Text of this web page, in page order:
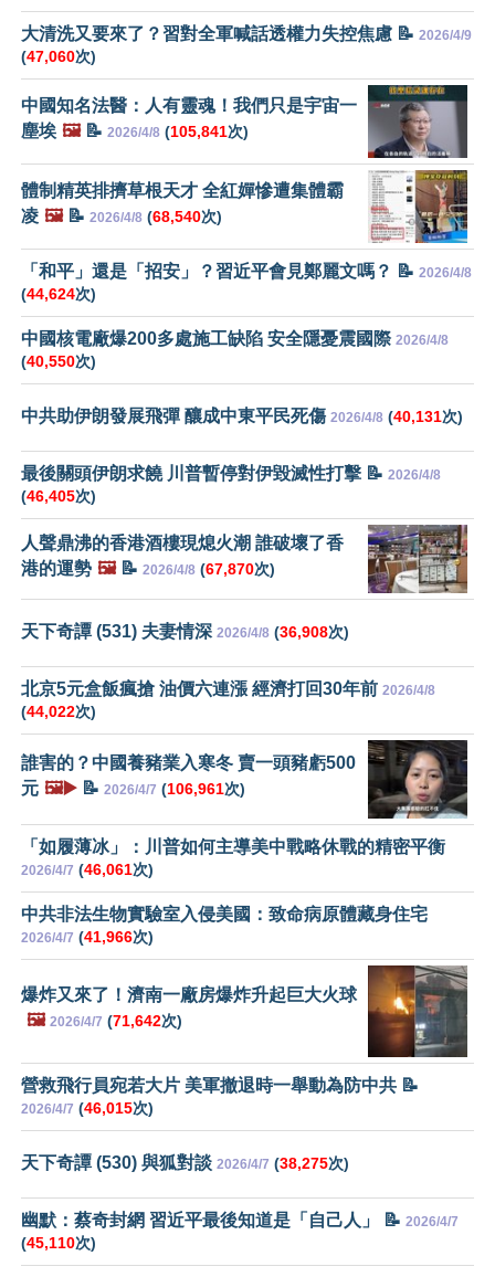
大清洗又要來了？習對全軍喊話透權力失控焦慮 📝 2026/4/9
(47,060次)
中國知名法醫：人有靈魂！我們只是宇宙一
塵埃 🖼️📝 2026/4/8 (105,841次)
體制精英排擠草根天才 全紅嬋慘遭集體霸
凌 🖼️📝 2026/4/8 (68,540次)
「和平」還是「招安」？習近平會見鄭麗文嗎？ 📝 2026/4/8
(44,624次)
中國核電廠爆200多處施工缺陷 安全隱憂震國際 2026/4/8
(40,550次)
中共助伊朗發展飛彈 釀成中東平民死傷 2026/4/8 (40,131次)
最後關頭伊朗求饒 川普暫停對伊毀滅性打擊 📝 2026/4/8
(46,405次)
人聲鼎沸的香港酒樓現熄火潮 誰破壞了香
港的運勢 🖼️📝 2026/4/8 (67,870次)
天下奇譚 (531) 夫妻情深 2026/4/8 (36,908次)
北京5元盒飯瘋搶 油價六連漲 經濟打回30年前 2026/4/8
(44,022次)
誰害的？中國養豬業入寒冬 賣一頭豬虧500
元 🖼️▶️ 📝 2026/4/7 (106,961次)
「如履薄冰」：川普如何主導美中戰略休戰的精密平衡
2026/4/7 (46,061次)
中共非法生物實驗室入侵美國：致命病原體藏身住宅
2026/4/7 (41,966次)
爆炸又來了！濟南一廠房爆炸升起巨大火球
🖼️ 2026/4/7 (71,642次)
營救飛行員宛若大片 美軍撤退時一舉動為防中共 📝
2026/4/7 (46,015次)
天下奇譚 (530) 與狐對談 2026/4/7 (38,275次)
幽默：蔡奇封網 習近平最後知道是「自己人」 📝 2026/4/7
(45,110次)